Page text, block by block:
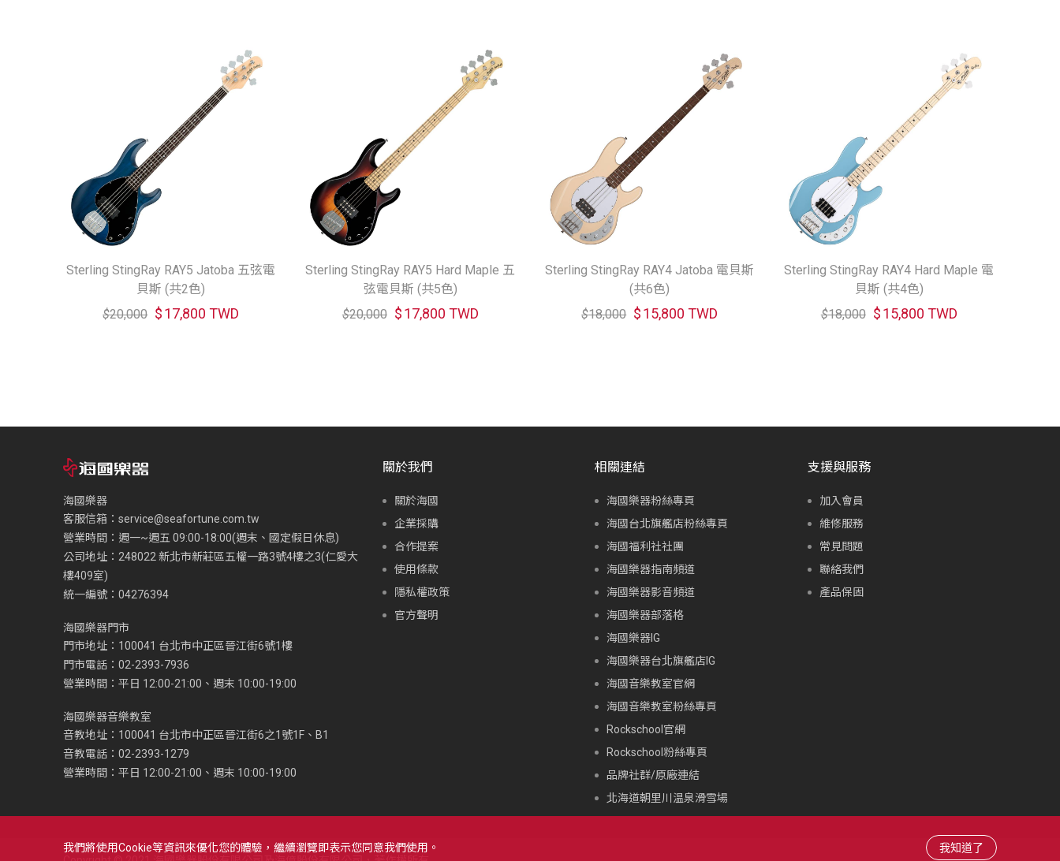
Sterling StingRay RAY5 Jatoba 五弦電
貝斯 (共2色)
$20,000 $17,800 TWD
Sterling StingRay RAY5 Hard Maple 五
弦電貝斯 (共5色)
$20,000 $17,800 TWD
Sterling StingRay RAY4 Jatoba 電貝斯
(共6色)
$18,000 $15,800 TWD
Sterling StingRay RAY4 Hard Maple 電
貝斯 (共4色)
$18,000 $15,800 TWD
海國樂器
客服信箱： service@seafortune.com.tw
營業時間：週一~週五 09:00-18:00(週末、國定假日休息)
公司地址：248022 新北市新莊區五權一路3號4樓之3(仁愛大
樓409室)
統一編號：04276394
海國樂器門市
門市地址：100041 台北市中正區晉江街6號1樓
門市電話：02-2393-7936
營業時間：平日 12:00-21:00、週末 10:00-19:00
海國樂器音樂教室
音教地址：100041 台北市中正區晉江街6之1號1F、B1
音教電話：02-2393-1279
營業時間：平日 12:00-21:00、週末 10:00-19:00
關於我們
關於海國
企業採購
合作提案
使用條款
隱私權政策
官方聲明
相關連結
海國樂器粉絲專頁
海國台北旗艦店粉絲專頁
海國福利社社團
海國樂器指南頻道
海國樂器影音頻道
海國樂器部落格
海國樂器IG
海國樂器台北旗艦店IG
海國音樂教室官網
海國音樂教室粉絲專頁
Rockschool官網
Rockschool粉絲專頁
品牌社群/原廠連結
北海道朝里川温泉滑雪場
支援與服務
加入會員
維修服務
常見問題
聯絡我們
產品保固
我們將使用cookie等資訊來優化您的體驗，繼續瀏覽即表示您同意我們使用。